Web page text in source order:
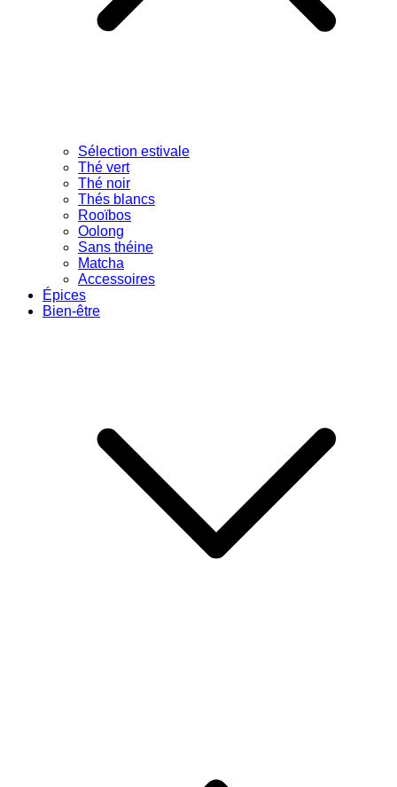
Sélection estivale
Thé vert
Thé noir
Thés blancs
Rooïbos
Oolong
Sans théine
Matcha
Accessoires
Épices
Bien-être